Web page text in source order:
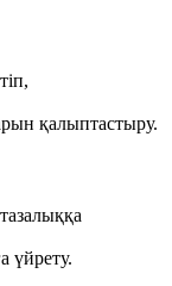
қалыптастыру.
үйрету.